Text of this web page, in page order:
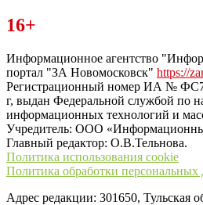
Читайте последние новости дня в
“ЗаНовомосковск”
16+
Информационное агентство
портал "ЗА Новомосковск" https://
Регистрационный номер ИА №
г, выдан Федеральной службой по
информационных технологий и
Учредитель: ООО
Главный редактор: О.В.Тельнова.
Политика использования cookie
Политика обработки
Адрес редакции: 301650, Тульская